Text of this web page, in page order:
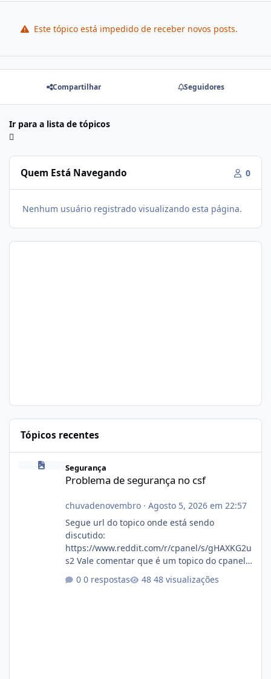
Este tópico está impedido de receber novos posts.
Compartilhar Seguidores
Ir para a lista de tópicos
Quem Está Navegando 0
Nenhum usuário registrado visualizando esta página.
Tópicos recentes
Problema de segurança no csf
Segurança
Problema de segurança no csf
chuvadenovembro· Agosto 5, 2026 em 22:57
Segue url do topico onde está sendo
discutido:
https://www.reddit.com/r/cpanel/s/gHAXKG2u
s2 Vale comentar que é um topico do cpanel...
Não sei como ta a pegada no da.
0 respostas 48 visualizações